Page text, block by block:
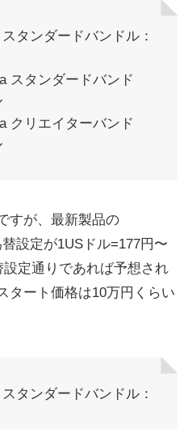
タンダードバンドル：
スタンダードバンド
クリエイターバンド
すが、最新製品の
設定が1USドル=177円〜
定通りであれば予想され
タート価格は10万円くらい
タンダードバンドル：